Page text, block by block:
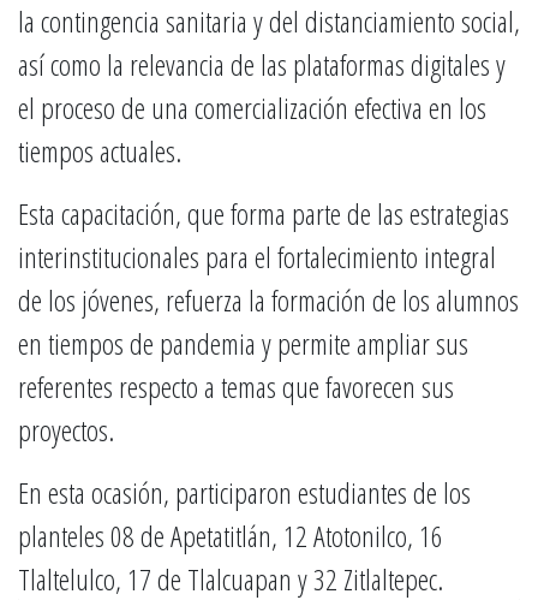
la contingencia sanitaria y del distanciamiento social,
así como la relevancia de las plataformas digitales y
el proceso de una comercialización efectiva en los
tiempos actuales.
Esta capacitación, que forma parte de las estrategias
interinstitucionales para el fortalecimiento integral
de los jóvenes, refuerza la formación de los alumnos
en tiempos de pandemia y permite ampliar sus
referentes respecto a temas que favorecen sus
proyectos.
En esta ocasión, participaron estudiantes de los
planteles 08 de Apetatitlán, 12 Atotonilco, 16
Tlaltelulco, 17 de Tlalcuapan y 32 Zitlaltepec.